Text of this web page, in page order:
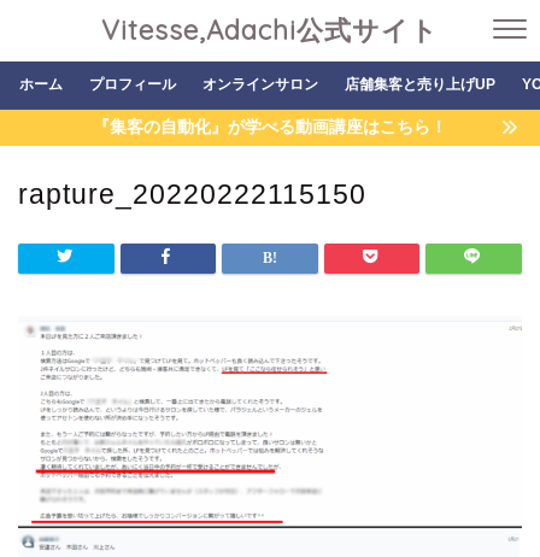
Vitesse,Adachi公式サイト
ホーム プロフィール オンラインサロン 店舗集客と売り上げUP
『集客の自動化』が学べる動画講座はこちら！
rapture_20220222115150